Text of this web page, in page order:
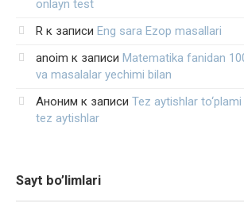
onlayn test
R к записи Eng sara Ezop masallari
anoim к записи Matematika fanidan
va masalalar yechimi bilan
Аноним к записи Tez aytishlar
tez aytishlar
Sayt bo’limlari